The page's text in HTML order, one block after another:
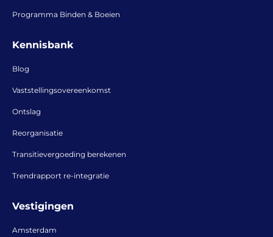
Programma Binden & Boeien
Kennisbank
Blog
Vaststellingsovereenkomst
Ontslag
Reorganisatie
Transitievergoeding berekenen
Trendrapport re-integratie
Vestigingen
Amsterdam